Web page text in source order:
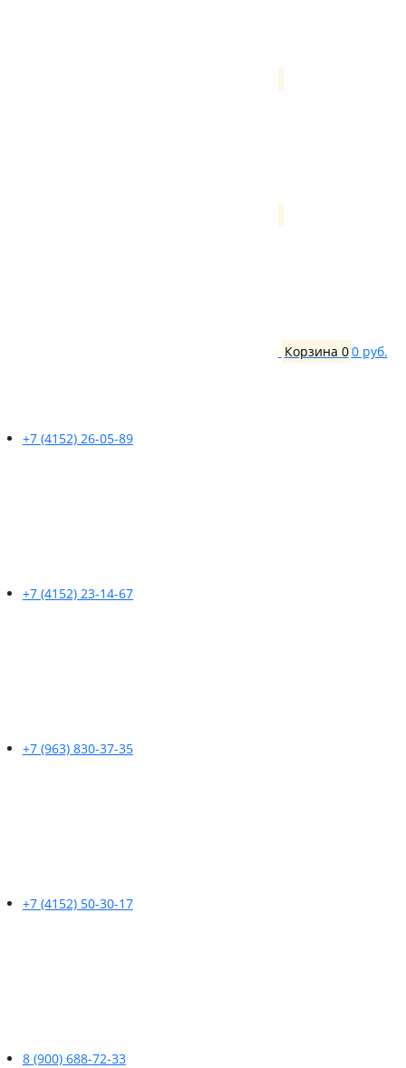
Корзина 00 руб.
+7 (4152) 26-05-89
+7 (4152) 23-14-67
+7 (963) 830-37-35
+7 (4152) 50-30-17
8 (900) 688-72-33